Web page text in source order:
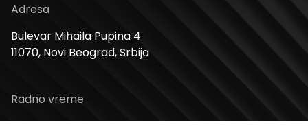
Adresa
Bulevar Mihaila Pupina 4
11070, Novi Beograd, Srbija
Radno vreme
Ponedeljak – Nedelja: 10 – 22h